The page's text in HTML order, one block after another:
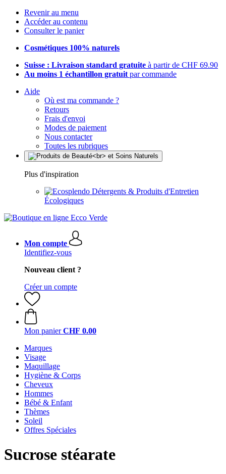
Revenir au menu
Accéder au contenu
Consulter le panier
Cosmétiques 100% naturels
Suisse : Livraison standard gratuite à partir de CHF 69.90
Au moins 1 échantillon gratuit par commande
Aide
Où est ma commande ?
Retours
Frais d'envoi
Modes de paiement
Nous contacter
Toutes les rubriques
Plus d'inspiration
Détergents & Produits d'Entretien
Écologiques
Mon compte
Identifiez-vous
Nouveau client ?
Créer un compte
Mon panier CHF 0.00
Marques
Visage
Maquillage
Hygiène & Corps
Cheveux
Hommes
Bébé & Enfant
Thèmes
Soleil
Offres Spéciales
Sucrose stéarate